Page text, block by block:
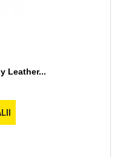
Leather...